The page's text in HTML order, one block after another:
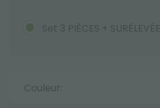
Set 3 PIÈCES + SURÉLEVÉE
Couleur: